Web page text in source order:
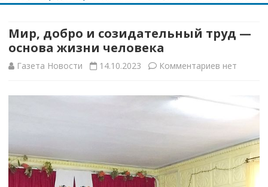
Перейти
содержимому
Мир, добро и созидательный труд —
основа жизни человека
Газета Новости 14.10.2023 Комментариев к
и
нет